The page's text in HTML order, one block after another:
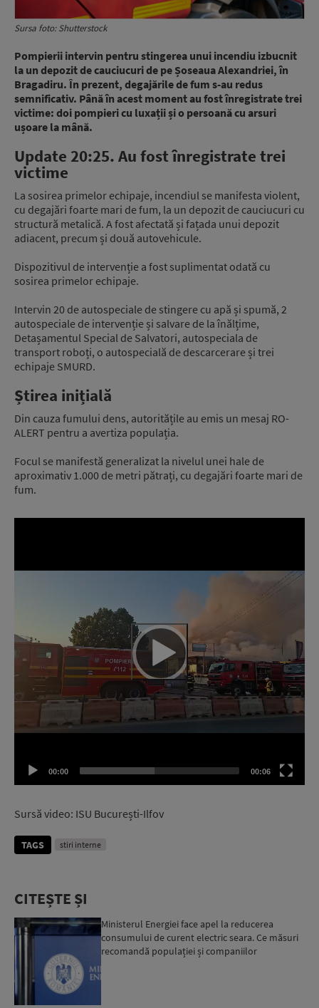
Sursa foto: Shutterstock
Pompierii intervin pentru stingerea unui incendiu izbucnit
la un depozit de cauciucuri de pe Șoseaua Alexandriei, în
Bragadiru. În prezent, degajările de fum s-au redus
semnificativ. Până în acest moment au fost înregistrate trei
victime: doi pompieri cu luxații și o persoană cu arsuri
ușoare la mână.
Update 20:25. Au fost înregistrate trei
victime
La sosirea primelor echipaje, incendiul se manifesta violent,
cu degajări foarte mari de fum, la un depozit de cauciucuri cu
structură metalică. A fost afectată și fațada unui depozit
adiacent, precum și două autovehicule.
Dispozitivul de intervenție a fost suplimentat odată cu
sosirea primelor echipaje.
Intervin 20 de autospeciale de stingere cu apă și spumă, 2
autospeciale de intervenție și salvare de la înălțime,
Detașamentul Special de Salvatori, autospeciala de
transport roboți, o autospecială de descarcerare și trei
echipaje SMURD.
Știrea inițială
Din cauza fumului dens, autoritățile au emis un mesaj RO-
ALERT pentru a avertiza populația.
Focul se manifestă generalizat la nivelul unei hale de
aproximativ 1.000 de metri pătrați, cu degajări foarte mari de
fum.
00:00 00:06
Sursă video: ISU București-Ilfov
TAGS stiri interne
CITEȘTE ȘI
Ministerul Energiei face apel la reducerea
consumului de curent electric seara. Ce măsuri
recomandă populației și companiilor